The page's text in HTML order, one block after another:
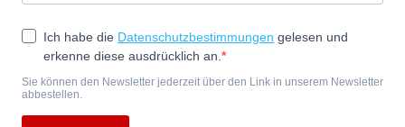
Ich habe die Datenschutzbestimmungen gelesen und
erkenne diese ausdrücklich an.
Sie können den Newsletter jederzeit über den Link in unserem Newsletter
abbestellen.